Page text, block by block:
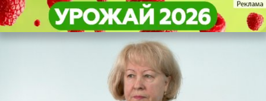
Можно ли открыть еще один
офис МФЦ?
Социалка
Можно ли открыть еще один
офис МФЦ?
Социалка